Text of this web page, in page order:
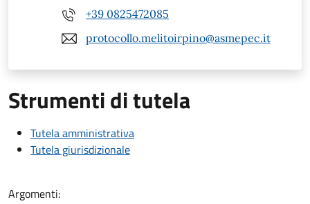
+39 0825472085
protocollo.melitoirpino@asmepec.it
Strumenti di tutela
Tutela amministrativa
Tutela giurisdizionale
Argomenti: